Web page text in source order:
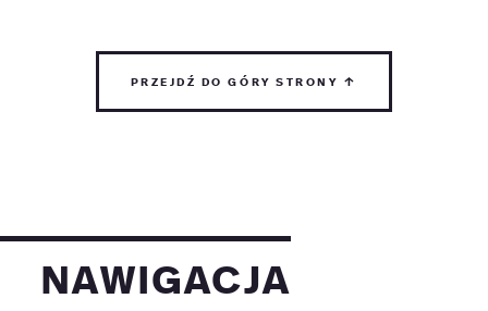
przejdź do góry strony ↑
nawigacja